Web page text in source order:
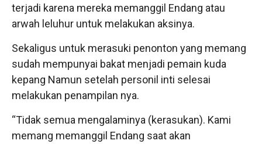
terjadi karena mereka memanggil Endang atau
arwah leluhur untuk melakukan aksinya.
Sekaligus untuk merasuki penonton yang memang
sudah mempunyai bakat menjadi pemain kuda
kepang Namun setelah personil inti selesai
melakukan penampilan nya.
“Tidak semua mengalaminya (kerasukan). Kami
memang memanggil Endang saat akan